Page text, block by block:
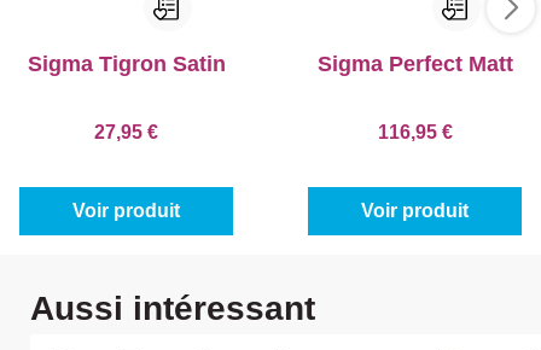
Sigma Tigron Satin
27,95 €
Voir produit
Sigma Perfect Matt
116,95 €
Voir produit
Ignorer la galerie de produits
Aussi intéressant